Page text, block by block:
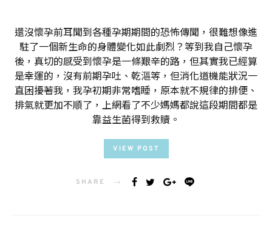
還沒懷孕前耳聞到各種孕期期間的恐怖傳聞，很難想像進
駐了一個新生命的身體變化如此劇烈？等到我自己懷孕
後，真切的感受到懷孕是一條艱辛的路，但其實我已經算
是幸運的，沒有前期孕吐、乾漚等，但消化道機能狀況一
直困擾著我，我孕初期非常嗜睡，原本就不規律的排便、
排氣就更加不順了，上網看了不少媽媽都說這段期間都是
靠益生菌得到救贖。
VIEW POST
SHARE